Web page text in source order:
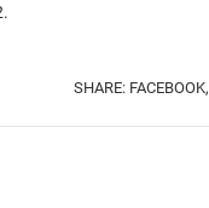
SHARE: FACEBOOK,